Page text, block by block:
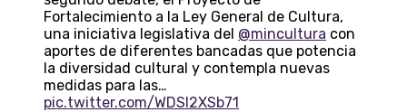
Fortalecimiento a la Ley General de Cultura,
una iniciativa legislativa del @mincultura con
aportes de diferentes bancadas que potencia
la diversidad cultural y contempla nuevas
medidas para las…
pic.twitter.com/WDSI2XSb71